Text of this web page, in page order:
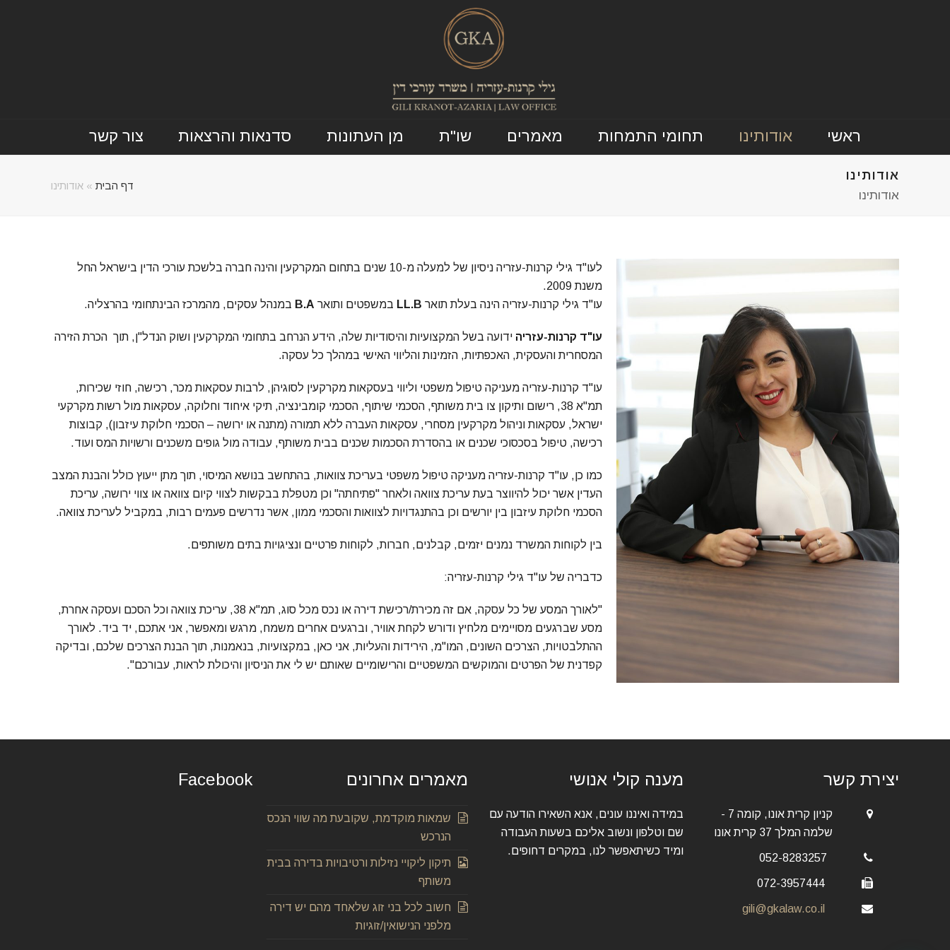
ראשי אודותינו תחומי התמחות מאמרים שו"ת מן העתונות סדנאות והרצאות צור קשר
אודותינו
אודותינו
דף הבית » אודותינו
לעו"ד גילי קרנות-עזריה ניסיון של למעלה מ-10 שנים בתחום המקרקעין והינה חברה בלשכת עורכי הדין בישראל החל
משנת 2009.
עו"ד גילי קרנות-עזריה הינה בעלת תואר LL.B במשפטים ותואר במנהל עסקים, מהמרכז הבינתחומי בהרצליה.
עו"ד קרנות-עזריה ידועה בשל המקצועיות והיסודיות שלה, הידע הנרחב בתחומי המקרקעין ושוק הנדל"ן, תוך הכרת הזירה
המסחרית והעסקית, האכפתיות, הזמינות והליווי האישי במהלך כל עסקה.
עו"ד קרנות-עזריה מעניקה טיפול משפטי וליווי בעסקאות מקרקעין לסוגיהן, לרבות עסקאות מכר, רכישה, חוזי שכירות,
תמ"א 38, רישום ותיקון צו בית משותף, הסכמי שיתוף, הסכמי קומבינציה, תיקי איחוד וחלוקה, עסקאות מול רשות מקרקעי
ישראל, עסקאות וניהול מקרקעין מסחרי, עסקאות העברה ללא תמורה (מתנה או ירושה – הסכמי חלוקת עיזבון), קבוצות
רכישה, טיפול בסכסוכי שכנים או בהסדרת הסכמות שכנים בבית משותף, עבודה מול גופים משכנים ורשויות המס ועוד.
כמו כן, עו"ד קרנות-עזריה מעניקה טיפול משפטי בעריכת צוואות, בהתחשב בנושא המיסוי, תוך מתן ייעוץ כולל והבנת המצב
העדין אשר יכול להיווצר בעת עריכת צוואה ולאחר "פתיחתה" וכן מטפלת בבקשות לצווי קיום צוואה או צווי ירושה, עריכת
הסכמי חלוקת עיזבון בין יורשים וכן בהתנגדויות לצוואות והסכמי ממון, אשר נדרשים פעמים רבות, במקביל לעריכת צוואה.
בין לקוחות המשרד נמנים יזמים, קבלנים, חברות, לקוחות פרטיים ונציגויות בתים משותפים.
כדבריה של עו"ד גילי קרנות-עזריה:
"לאורך המסע של כל עסקה, אם זה מכירת/רכישת דירה או נכס מכל סוג, תמ"א 38, עריכת צוואה וכל הסכם ועסקה אחרת,
מסע שברגעים מסויימים מלחיץ ודורש לקחת אוויר, וברגעים אחרים משמח, מרגש ומאפשר, אני אתכם, יד ביד. לאורך
ההתלבטויות, הצרכים השונים, המו"מ, הירידות והעליות, אני כאן, במקצועיות, בנאמנות, תוך הבנת הצרכים שלכם, ובדיקה
קפדנית של הפרטים והמוקשים המשפטיים והרישומיים שאותם יש לי את הניסיון והיכולת לראות, עבורכם".
יצירת קשר
קניון קרית אונו, קומה 7 -
שלמה המלך 37 קרית אונו
052-8283257
072-3957444
gili@gkalaw.co.il
מענה קולי אנושי
במידה ואיננו עונים, אנא השאירו הודעה עם
שם וטלפון ונשוב אליכם בשעות העבודה
ומיד כשיתאפשר לנו, במקרים דחופים.
מאמרים אחרונים
שמאות מוקדמת, שקובעת מה שווי הנכס
הנרכש
תיקון ליקויי נזילות ורטיבויות בדירה בבית
משותף
חשוב לכל בני זוג שלאחד מהם יש דירה
מלפני הנישואין/זוגיות
Facebook